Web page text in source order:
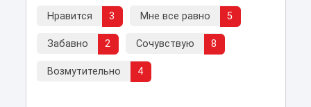
Нравится 3 Мне все равно 5
Забавно 2 Сочувствую 8
Возмутительно 4